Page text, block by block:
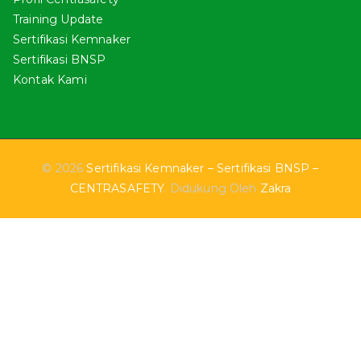
Training Update
Sertifikasi Kemnaker
Sertifikasi BNSP
Kontak Kami
© 2026Sertifikasi Kemnaker – Sertifikasi BNSP –
CENTRASAFETY. Didukung Oleh Zakra